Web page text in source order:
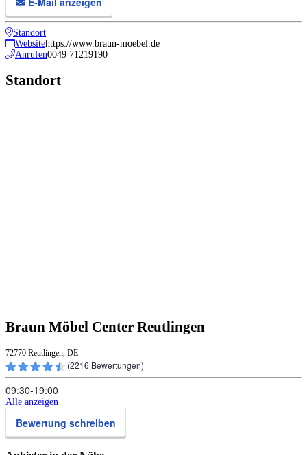
Standort
Websitehttps://www.braun-moebel.de
Anrufen0049 71219190
Standort
Braun Möbel Center Reutlingen
72770 Reutlingen, DE
(2216 Bewertungen)
09:30‑19:00
Alle anzeigen
Bewertung schreiben